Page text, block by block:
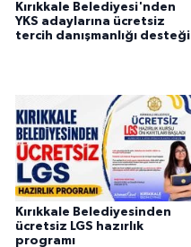
Kırıkkale Belediyesi'nden
YKS adaylarına ücretsiz
tercih danışmanlığı desteği
Kırıkkale Belediyesinden
ücretsiz LGS hazırlık
programı